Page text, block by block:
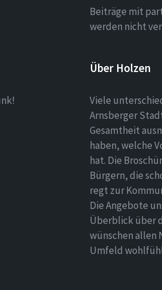
Beiträge mit
werden nicht
Über Holzen
Viele
Arnsberger
Gesamtheit
haben, welche
hat. Die
Bürgern, die
regt zur
Die Angebote
Überblick über
wünschen allen
Umfeld